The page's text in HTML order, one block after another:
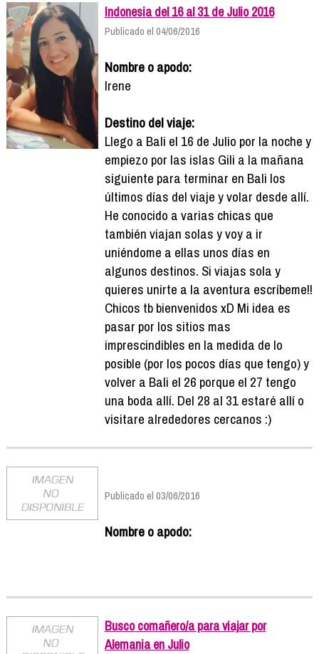
Indonesia del 16 al 31 de Julio 2016
Publicado el 04/06/2016
Nombre o apodo:
Irene
Destino del viaje:
Llego a Bali el 16 de Julio por la noche y
empiezo por las islas Gili a la mañana
siguiente para terminar en Bali los
últimos días del viaje y volar desde allí.
He conocido a varias chicas que
también viajan solas y voy a ir
uniéndome a ellas unos días en
algunos destinos. Si viajas sola y
quieres unirte a la aventura escríbeme!!
Chicos tb bienvenidos xD Mi idea es
pasar por los sitios mas
imprescindibles en la medida de lo
posible (por los pocos días que tengo) y
volver a Bali el 26 porque el 27 tengo
una boda allí. Del 28 al 31 estaré allí o
visitare alrededores cercanos :)
Publicado el 03/06/2016
Nombre o apodo:
Busco comañero/a para viajar por
Alemania en Julio